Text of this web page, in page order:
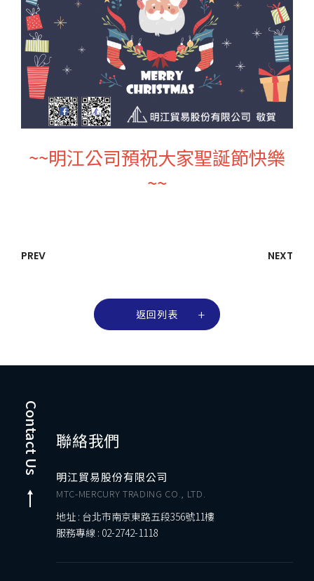
~~明江公司預祝大家聖誕節快樂
~~
PREV NEXT
返回列表
Contact Us 聯絡我們
明江貿易股份有限公司
MTC-MERCURY TRADING CO., LTD.
地址 : 台北市南京東路五段356號11樓
服務專線 : 02-2742-1118